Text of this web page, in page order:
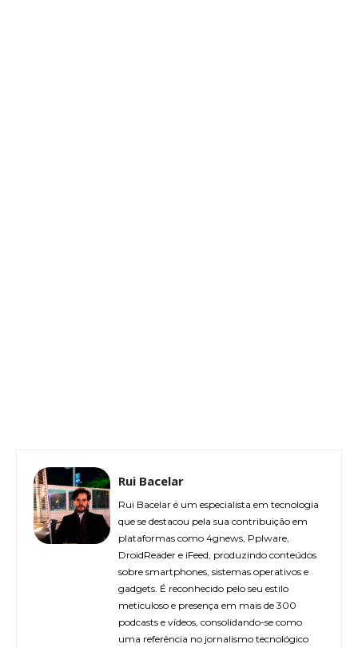
Rui Bacelar
Rui Bacelar é um especialista em tecnologia
que se destacou pela sua contribuição em
plataformas como 4gnews, Pplware,
DroidReader e iFeed, produzindo conteúdos
sobre smartphones, sistemas operativos e
gadgets. É reconhecido pelo seu estilo
meticuloso e presença em mais de 300
podcasts e vídeos, consolidando-se como
uma referência no jornalismo tecnológico